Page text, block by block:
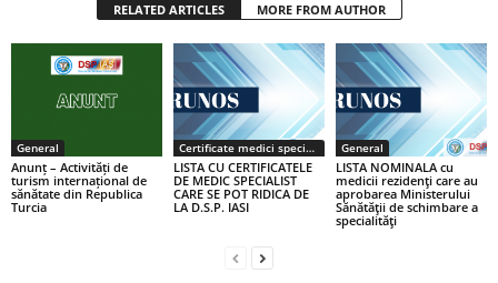
RELATED ARTICLES MORE FROM AUTHOR
General
Anunț – Activități de
turism internațional de
sănătate din Republica
Turcia
Certificate medici specialiști / primari
LISTA CU CERTIFICATELE
DE MEDIC SPECIALIST
CARE SE POT RIDICA DE
LA D.S.P. IASI
General
LISTA NOMINALA cu
medicii rezidenţi care au
aprobarea Ministerului
Sănătăţii de schimbare a
specialităţi